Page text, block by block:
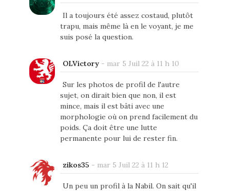
Il a toujours été assez costaud, plutôt
trapu, mais même là en le voyant, je me
suis posé la question.
OLVictory- mar 5 Juil 22 à 11 h 10
Sur les photos de profil de l'autre
sujet, on dirait bien que non, il est
mince, mais il est bâti avec une
morphologie où on prend facilement du
poids. Ça doit être une lutte
permanente pour lui de rester fin.
zikos35 - mar 5 Juil 22 à 11 h 12
Un peu un profil à la Nabil. On sait qu'il